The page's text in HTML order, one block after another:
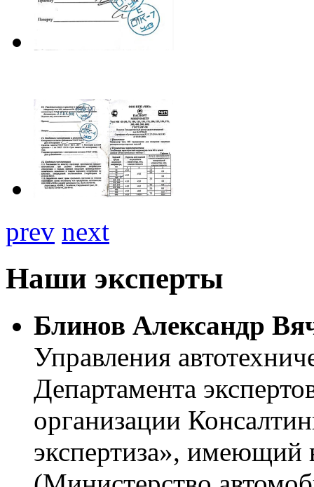
prev next
Наши эксперты
Блинов Александр
Управления
Департамента
организации
экспертиза», имеющий